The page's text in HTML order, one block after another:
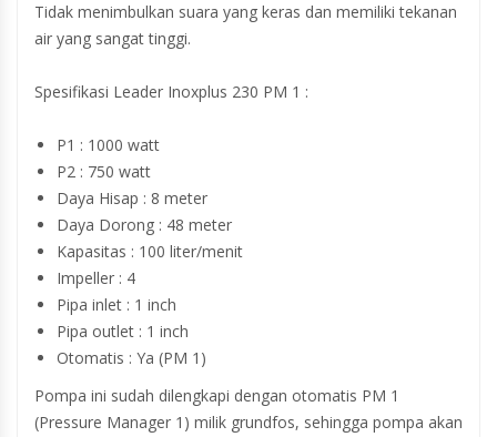
Tidak menimbulkan suara yang keras dan memiliki tekanan
air yang sangat tinggi.
Spesifikasi Leader Inoxplus 230 PM 1 :
P1 : 1000 watt
P2 : 750 watt
Daya Hisap : 8 meter
Daya Dorong : 48 meter
Kapasitas : 100 liter/menit
Impeller : 4
Pipa inlet : 1 inch
Pipa outlet : 1 inch
Otomatis : Ya (PM 1)
Pompa ini sudah dilengkapi dengan otomatis PM 1
(Pressure Manager 1) milik grundfos, sehingga pompa akan